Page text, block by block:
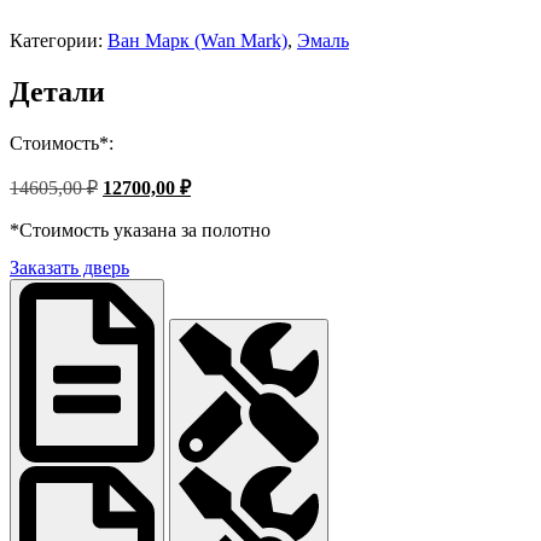
Категории: Ван Марк (Wan Mark), Эмаль
Детали
Стоимость*:
14605,00₽ Первоначальная
составляла
12700,00 ₽Текущая
12700,00 ₽.
*Стоимость указана за полотно
Заказать дверь